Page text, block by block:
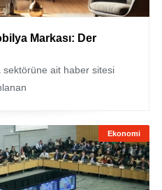
Markası: Der
ait haber sitesi
Ekonomi